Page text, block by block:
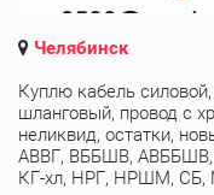
Челябинск
Куплю кабель
шланговый, провод с
неликвид, остатки,
АВВГ, ВББШВ,
КГ-хл, НРГ, НРШМ, СБ,